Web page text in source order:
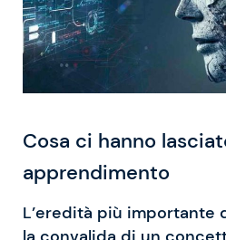
Cosa ci hanno
apprendimento
L’eredità più importante
la convalida di un